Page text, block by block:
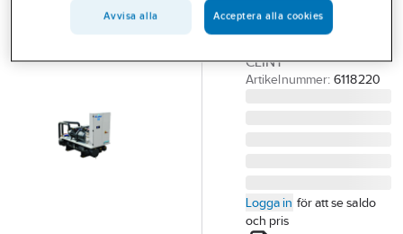
MAXI POWER V/V
VÄTSKEKYLAGGREGAT
CLINT
Artikelnummer: 6118220
Logga in för att se saldo
och pris
Avvisa alla Acceptera alla cookies